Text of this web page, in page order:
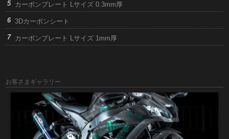
カーボンプレート Lサイズ 0.3mm厚
3Dカーボンシート
カーボンプレート Lサイズ 1mm厚
お客さまギャラリー